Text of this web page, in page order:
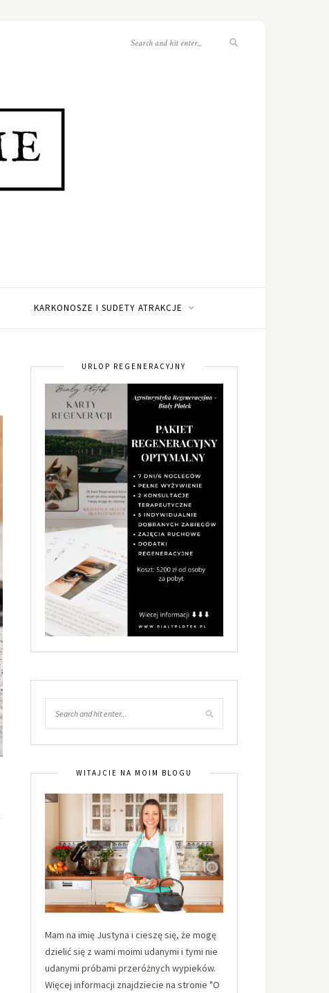
KARKONOSZE I SUDETY ATRAKCJE
URLOP REGENERACYJNY
WITAJCIE NA MOIM BLOGU
Mam na imię Justyna i cieszę się, że mogę
dzielić się z wami moimi udanymi i tymi nie
udanymi próbami przeróżnych wypieków.
Więcej informacji znajdziecie na stronie "O